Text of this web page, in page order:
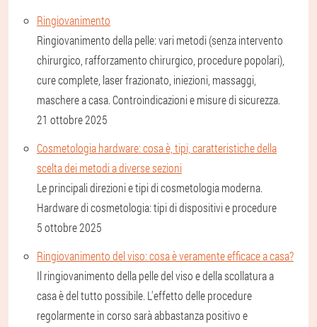
Ringiovanimento
Ringiovanimento della pelle: vari metodi (senza intervento
chirurgico, rafforzamento chirurgico, procedure popolari),
cure complete, laser frazionato, iniezioni, massaggi,
maschere a casa. Controindicazioni e misure di sicurezza.
21 ottobre 2025
Cosmetologia hardware: cosa è, tipi, caratteristiche della
scelta dei metodi a diverse sezioni
Le principali direzioni e tipi di cosmetologia moderna.
Hardware di cosmetologia: tipi di dispositivi e procedure
5 ottobre 2025
Ringiovanimento del viso: cosa è veramente efficace a casa?
Il ringiovanimento della pelle del viso e della scollatura a
casa è del tutto possibile. L'effetto delle procedure
regolarmente in corso sarà abbastanza positivo e